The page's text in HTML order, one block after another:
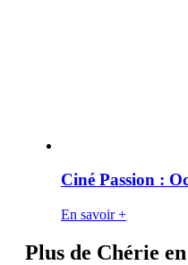
Ciné Passion :
En savoir +
Plus de Chérie